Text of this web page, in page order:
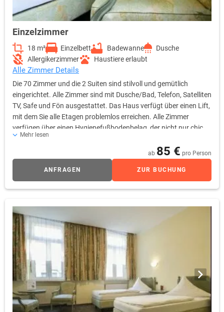
Einzelzimmer
18 m² Einzelbett Badewanne
Dusche
Allergikerzimmer
Haustiere erlaubt
Alle Zimmer Details
Die 70 Zimmer und die 2 Suiten sind stilvoll und gemütlich
eingerichtet. Alle Zimmer sind mit Dusche/Bad, Telefon, Satelliten
TV, Safe und Fön ausgestattet. Das Haus verfügt über einen Lift,
mit dem Sie alle Etagen problemlos erreichen. Alle Zimmer
verfügen über einen Hygienefußbodenbelag, der nicht nur chic
aussieht, sondern täglich desinfiziert werden kann und sich
Mehr lesen
ab 85 € pro Person
ANFRAGEN ZUR BUCHUNG